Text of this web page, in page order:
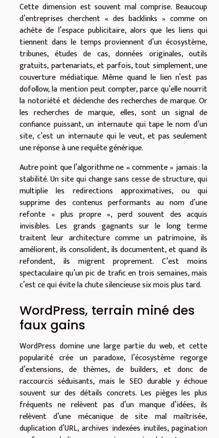
Cette dimension est souvent mal comprise. Beaucoup
d’entreprises cherchent « des backlinks » comme on
achète de l’espace publicitaire, alors que les liens qui
tiennent dans le temps proviennent d’un écosystème,
tribunes, études de cas, données originales, outils
gratuits, partenariats, et parfois, tout simplement, une
couverture médiatique. Même quand le lien n’est pas
dofollow, la mention peut compter, parce qu’elle nourrit
la notoriété et déclenche des recherches de marque. Or
les recherches de marque, elles, sont un signal de
confiance puissant, un internaute qui tape le nom d’un
site, c’est un internaute qui le veut, et pas seulement
une réponse à une requête générique.
Autre point que l’algorithme ne « commente » jamais : la
stabilité. Un site qui change sans cesse de structure, qui
multiplie les redirections approximatives, ou qui
supprime des contenus performants au nom d’une
refonte « plus propre », perd souvent des acquis
invisibles. Les grands gagnants sur le long terme
traitent leur architecture comme un patrimoine, ils
améliorent, ils consolident, ils documentent, et quand ils
refondent, ils migrent proprement. C’est moins
spectaculaire qu’un pic de trafic en trois semaines, mais
c’est ce qui évite la chute silencieuse six mois plus tard.
WordPress, terrain miné des
faux gains
WordPress domine une large partie du web, et cette
popularité crée un paradoxe, l’écosystème regorge
d’extensions, de thèmes, de builders, et donc de
raccourcis séduisants, mais le SEO durable y échoue
souvent sur des détails concrets. Les pièges les plus
fréquents ne relèvent pas d’un manque d’idées, ils
relèvent d’une mécanique de site mal maîtrisée,
duplication d’URL, archives indexées inutiles, pagination